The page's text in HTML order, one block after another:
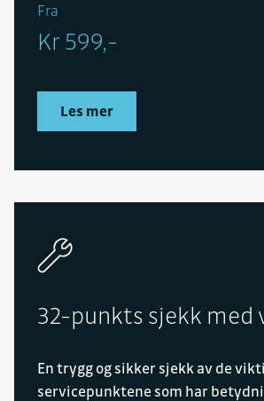
Fra
Kr 599,-
Les mer
32-punkts sjekk med
En trygg og sikker sjekk av de
servicepunktene som har